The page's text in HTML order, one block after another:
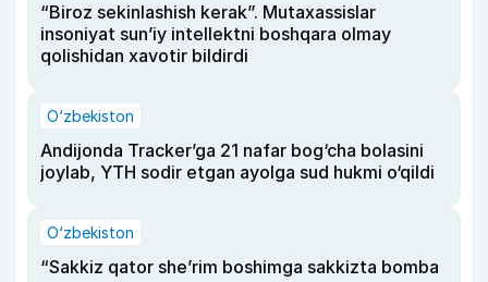
“Biroz sekinlashish kerak”. Mutaxassislar
insoniyat sun’iy intellektni boshqara olmay
qolishidan xavotir bildirdi
O‘zbekiston
Andijonda Tracker’ga 21 nafar bog‘cha bolasini
joylab, YTH sodir etgan ayolga sud hukmi o‘qildi
O‘zbekiston
“Sakkiz qator she’rim boshimga sakkizta bomba